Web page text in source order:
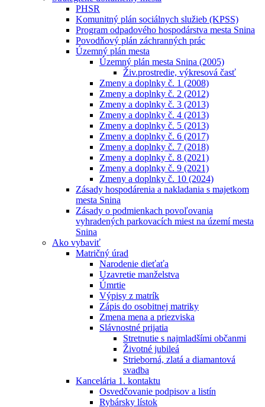
PHSR
Komunitný plán sociálnych služieb (KPSS)
Program odpadového hospodárstva mesta Snina
Povodňový plán záchranných prác
Územný plán mesta
Územný plán mesta Snina (2005)
Živ.prostredie, výkresová časť
Zmeny a doplnky č. 1 (2008)
Zmeny a doplnky č. 2 (2012)
Zmeny a doplnky č. 3 (2013)
Zmeny a doplnky č. 4 (2013)
Zmeny a doplnky č. 5 (2013)
Zmeny a doplnky č. 6 (2017)
Zmeny a doplnky č. 7 (2018)
Zmeny a doplnky č. 8 (2021)
Zmeny a doplnky č. 9 (2021)
Zmeny a doplnky č. 10 (2024)
Zásady hospodárenia a nakladania s majetkom
mesta Snina
Zásady o podmienkach povoľovania
vyhradených parkovacích miest na území mesta
Snina
Ako vybaviť
Matričný úrad
Narodenie dieťaťa
Uzavretie manželstva
Úmrtie
Výpisy z matrík
Zápis do osobitnej matriky
Zmena mena a priezviska
Slávnostné prijatia
Stretnutie s najmladšími občanmi
Životné jubileá
Strieborná, zlatá a diamantová
svadba
Kancelária 1. kontaktu
Osvedčovanie podpisov a listín
Rybársky lístok